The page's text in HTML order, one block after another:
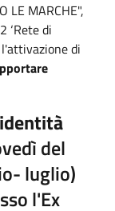
LE MARCHE",
‘Rete di
l'attivazione di
del
luglio)
l'Ex